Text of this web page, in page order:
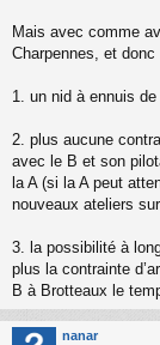
Mais avec comme
Charpennes, et donc
1. un nid à ennuis de
2. plus aucune
avec le B et son
la A (si la A peut
nouveaux ateliers
3. la possibilité à
plus la contrainte
B à Brotteaux le
nanar